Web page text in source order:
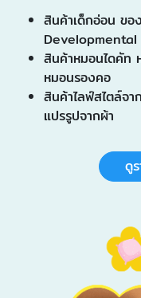
สินค้าเด็กอ่อน ขอ
สินค้าหมอนไดคัท
หมอนรองคอ
สินค้าไลฟ์สไตล์จา
แปรรูปจากผ้า
ดู